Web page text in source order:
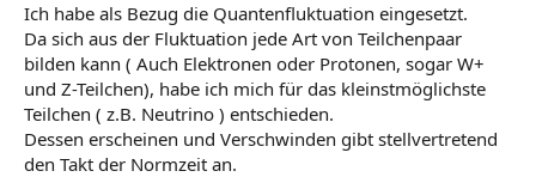
Ich habe als Bezug die Quantenfluktuation eingesetzt.
Da sich aus der Fluktuation jede Art von Teilchenpaar
bilden kann ( Auch Elektronen oder Protonen, sogar W+
und Z-Teilchen), habe ich mich für das kleinstmöglichste
Teilchen ( z.B. Neutrino ) entschieden.
Dessen erscheinen und Verschwinden gibt stellvertretend
den Takt der Normzeit an.